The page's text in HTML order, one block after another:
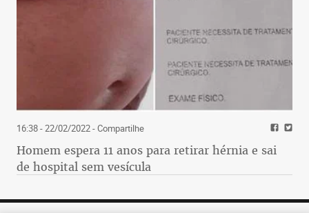
16:38 - 22/02/2022- Compartilhe
Homem espera 11 anos para retirar hérnia e sai
de hospital sem vesícula